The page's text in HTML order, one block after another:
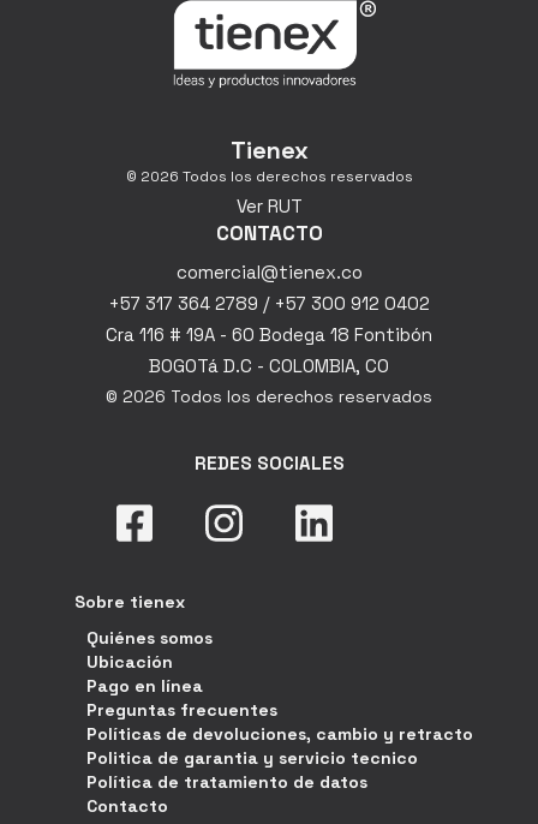
Tienex
© 2026 Todos los derechos reservados
Ver RUT
CONTACTO
comercial@tienex.co
+57 317 364 2789 / +57 300 912 0402
Cra 116 # 19A - 60 Bodega 18 Fontibón
BOGOTá D.C - COLOMBIA, CO
© 2026 Todos los derechos reservados
REDES SOCIALES
Sobre tienex
Quiénes somos
Ubicación
Pago en línea
Preguntas frecuentes
Políticas de devoluciones, cambio y retracto
Politica de garantia y servicio tecnico
Política de tratamiento de datos
Contacto